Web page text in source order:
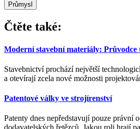
Průmysl
Čtěte také:
Moderní stavební materiály: Průvodce
Stavebnictví prochází největší
a otevírají zcela nové možnosti
Patentové války ve strojírenství
Patenty dnes nepředstavují pouze